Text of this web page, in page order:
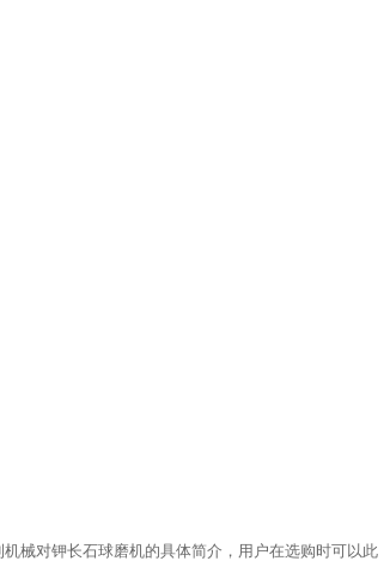
械对钾长石球磨机的具体简介，用户在选购时可以此